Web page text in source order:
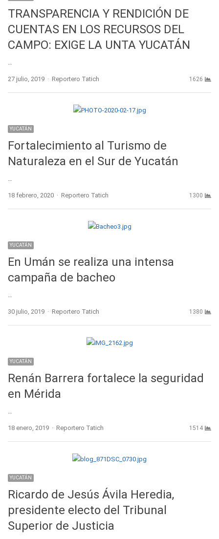
TRANSPARENCIA Y RENDICIÓN DE
CUENTAS EN LOS RECURSOS DEL
CAMPO: EXIGE LA UNTA YUCATÁN
…
27 julio, 2019 Author
Reportero Tatich 1626
YUCATÁN
Fortalecimiento al Turismo de
Naturaleza en el Sur de Yucatán
…
18 febrero, 2020 Author
Reportero Tatich 1300
YUCATÁN
En Umán se realiza una intensa
campaña de bacheo
…
30 julio, 2019 Author
Reportero Tatich 1380
YUCATÁN
Renán Barrera fortalece la seguridad
en Mérida
18 enero, 2019 Author
Reportero Tatich 1514
YUCATÁN
Ricardo de Jesús Ávila Heredia,
presidente electo del Tribunal
Superior de Justicia